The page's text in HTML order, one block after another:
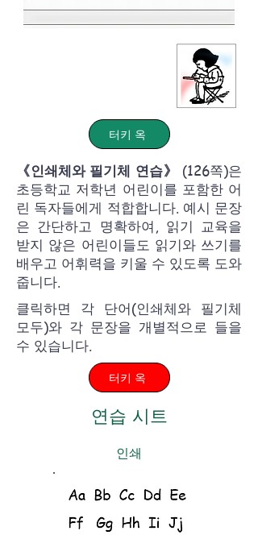
터키 옥
《인쇄체와 필기체 연습》
(126쪽)은
초등학교 저학년 어린이를 포함한 어
린 독자들에게 적합합니다. 예시 문장
은 간단하고 명확하여, 읽기 교육을
받지 않은 어린이들도 읽기와 쓰기를
배우고 어휘력을 키울 수 있도록 도와
줍니다.
클릭하면 각 단어(인쇄체와 필기체
모두)와 각 문장을 개별적으로 들을
수 있습니다.
터키 옥
연습 시트
인쇄